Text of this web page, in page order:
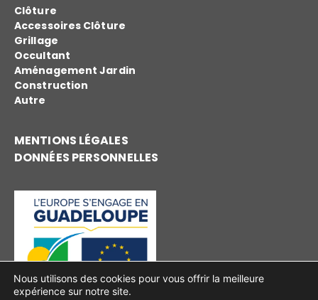
Clôture
Accessoires Clôture
Grillage
Occultant
Aménagement Jardin
Construction
Autre
MENTIONS LÉGALES
DONNÉES PERSONNELLES
Nous utilisons des cookies pour vous offrir la meilleure
expérience sur notre site.